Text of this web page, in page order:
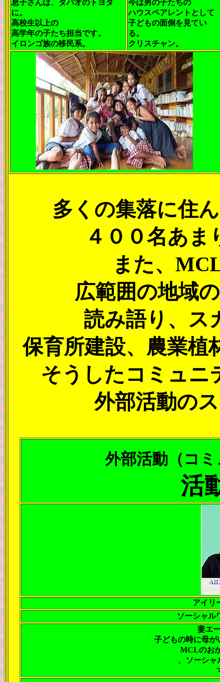
息子さんは、ダバオのトヨタ
に。
高校生以上の
高学年の子たち担当です。
イロンゴ族の移民系。
今は男の子たちの
ハウスペアレントとして
子どもの面倒を見てい
る。
クリスチャン。
多くの集落に住
４００名あま
また、
広範囲の地域
読み語り、ス
保育所建設、農業植
そうしたコミュニ
外部活動の
外部活動（コ
活
アイリ
ソーシャル
妻エ
子どもの時に母が
MCLのお
、ソーシャ